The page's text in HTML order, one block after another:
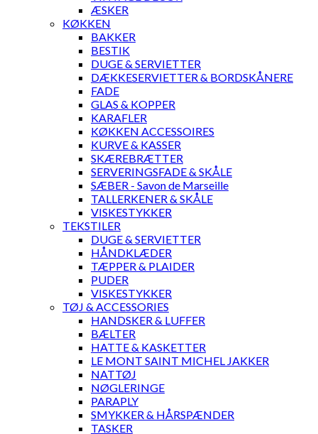
ÆSKER
KØKKEN
BAKKER
BESTIK
DUGE & SERVIETTER
DÆKKESERVIETTER & BORDSKÅNERE
FADE
GLAS & KOPPER
KARAFLER
KØKKEN ACCESSOIRES
KURVE & KASSER
SKÆREBRÆTTER
SERVERINGSFADE & SKÅLE
SÆBER - Savon de Marseille
TALLERKENER & SKÅLE
VISKESTYKKER
TEKSTILER
DUGE & SERVIETTER
HÅNDKLÆDER
TÆPPER & PLAIDER
PUDER
VISKESTYKKER
TØJ & ACCESSORIES
HANDSKER & LUFFER
BÆLTER
HATTE & KASKETTER
LE MONT SAINT MICHEL JAKKER
NATTØJ
NØGLERINGE
PARAPLY
SMYKKER & HÅRSPÆNDER
TASKER